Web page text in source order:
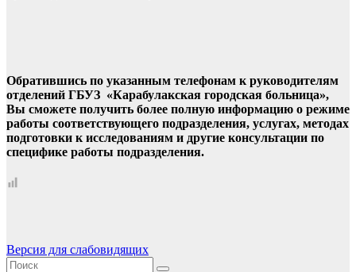
Обратившись по указанным телефонам к руководителям
отделений ГБУЗ «Карабулакская городская больница»,
Вы сможете получить более полную информацию о режиме
работы соответствующего подразделения, услугах, методах
подготовки к исследованиям и другие консультации по
специфике работы подразделения.
Версия для слабовидящих